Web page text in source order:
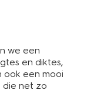
we een
en diktes,
ook een mooi
die net zo